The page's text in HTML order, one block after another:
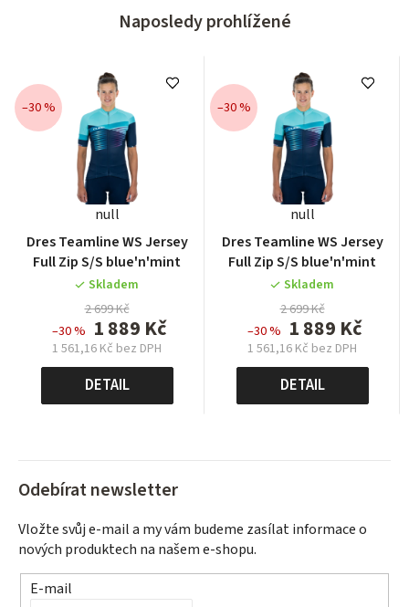
Naposledy prohlížené
–30 %
null
Dres Teamline WS Jersey
Full Zip S/S blue'n'mint
Skladem
2 699 Kč
–30 % 1 889 Kč
1 561,16 Kč bez DPH
Měrná
cena:
DETAIL
–30 %
null
Dres Teamline WS Jersey
Full Zip S/S blue'n'mint
Skladem
2 699 Kč
–30 % 1 889 Kč
1 561,16 Kč bez DPH
Měrná
cena:
DETAIL
Odebírat newsletter
Vložte svůj e-mail a my vám budeme zasílat informace o
nových produktech na našem e-shopu.
E-mail